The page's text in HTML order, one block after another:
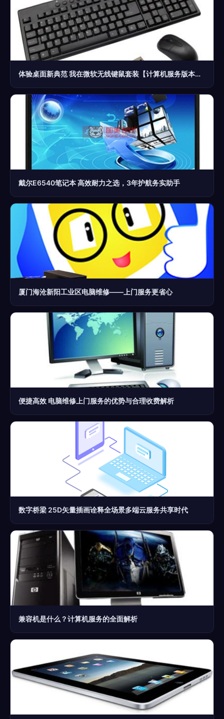
体验桌面新典范 我在微软无线键鼠套装【计算机服务版本】中的流畅满足感
戴尔E6540笔记本 高效耐力之选，3年护航务实助手
厦门海沧新阳工业区电脑维修——上门服务更省心
便捷高效 电脑维修上门服务的优势与合理收费解析
数字桥梁 25D矢量插画诠释全场景多端云服务共享时代
兼容机是什么？计算机服务的全面解析